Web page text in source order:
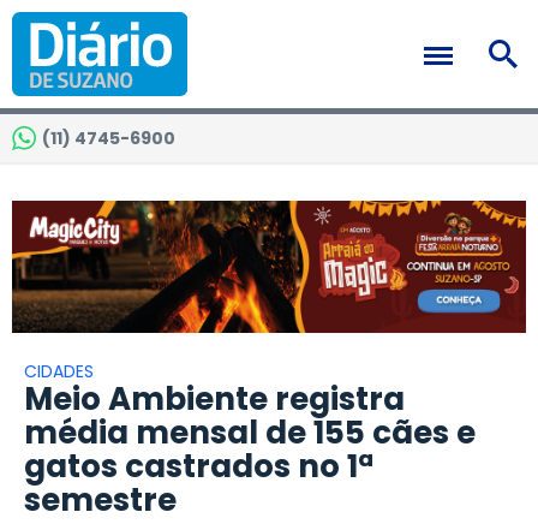
(11) 4745-6900
CIDADES
Meio Ambiente registra
média mensal de 155 cães e
gatos castrados no 1ª
semestre